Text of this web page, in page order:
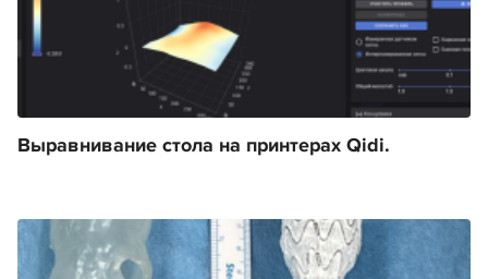
Выравнивание стола на принтерах Qidi.